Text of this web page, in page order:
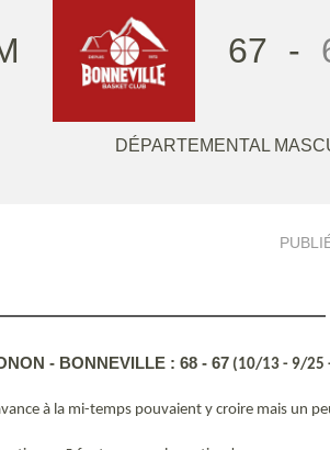
67 -
DÉPARTEMENTAL
- BONNEVILLE : 68 - 67 (10/13 - 9/25
à la mi-temps pouvaient y croire mais un